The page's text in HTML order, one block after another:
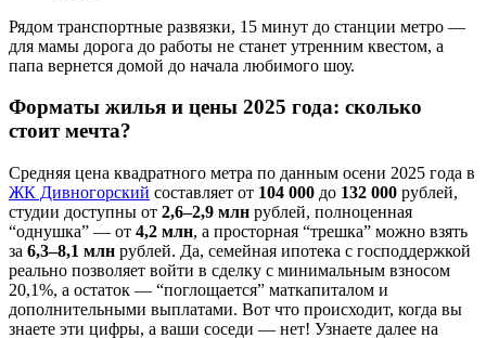
Рядом транспортные развязки, 15 минут до станции метро —
для мамы дорога до работы не станет утренним квестом, а
папа вернется домой до начала любимого шоу.
Форматы жилья и цены 2025 года: сколько
стоит мечта?
Средняя цена квадратного метра по данным осени 2025 года в
ЖК Дивногорский составляет от 104 000 до 132 000 рублей,
студии доступны от 2,6–2,9 млн рублей, полноценная
“однушка” — от 4,2 млн, а просторная “трешка” можно взять
за 6,3–8,1 млн рублей. Да, семейная ипотека с господдержкой
реально позволяет войти в сделку с минимальным взносом
20,1%, а остаток — “поглощается” маткапиталом и
дополнительными выплатами. Вот что происходит, когда вы
знаете эти цифры, а ваши соседи — нет! Узнаете далее на